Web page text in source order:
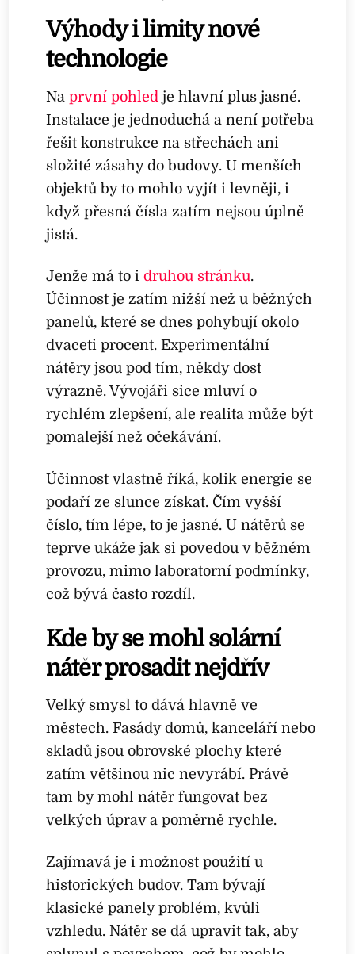
Výhody i limity nové
technologie
Naprvní pohled je hlavní plus jasné.
Instalace je jednoduchá a není potřeba
řešit konstrukce na střechách ani
složité zásahy do budovy. U menších
objektů by to mohlo vyjít i levněji, i
když přesná čísla zatím nejsou úplně
jistá.
Jenže má to idruhou stránku.
Účinnost je zatím nižší než u běžných
panelů, které se dnes pohybují okolo
dvaceti procent. Experimentální
nátěry jsou pod tím, někdy dost
výrazně. Vývojáři sice mluví o
rychlém zlepšení, ale realita může být
pomalejší než očekávání.
Účinnost vlastně říká, kolik energie se
podaří ze slunce získat. Čím vyšší
číslo, tím lépe, to je jasné. U nátěrů se
teprve ukáže jak si povedou v běžném
provozu, mimo laboratorní podmínky,
což bývá často rozdíl.
Kde by se mohl solární
nátěr prosadit nejdřív
Velký smysl to dává hlavně ve
městech. Fasády domů, kanceláří nebo
skladů jsou obrovské plochy které
zatím většinou nic nevyrábí. Právě
tam by mohl nátěr fungovat bez
velkých úprav a poměrně rychle.
Zajímavá je i možnost použití u
historických budov. Tam bývají
klasické panely problém, kvůli
vzhledu. Nátěr se dá upravit tak, aby